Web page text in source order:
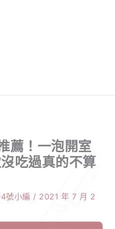
薦！一泡開室
吃過真的不算
號小編 / 2021 年 7 月 2